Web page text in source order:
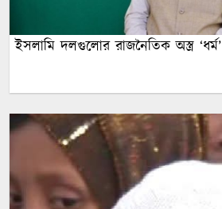
ইসলামি দলগুলোর রাজনৈতিক অস্ত্র ‘ধর্ম’